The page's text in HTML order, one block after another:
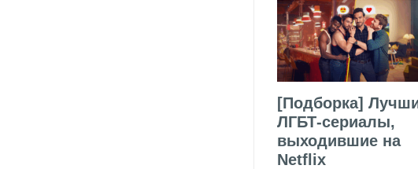
[Подборка]
ЛГБТ-сериалы,
выходившие на
Netflix